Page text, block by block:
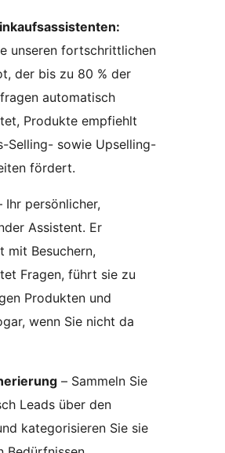
unseren fortschrittlichen
der bis zu 80 % der
automatisch
Produkte empfiehlt
Selling- sowie Upselling-
fördert.
Ihr persönlicher,
Assistent. Er
mit Besuchern,
Fragen, führt sie zu
Produkten und
wenn Sie nicht da
– Sammeln Sie
Leads über den
kategorisieren Sie sie